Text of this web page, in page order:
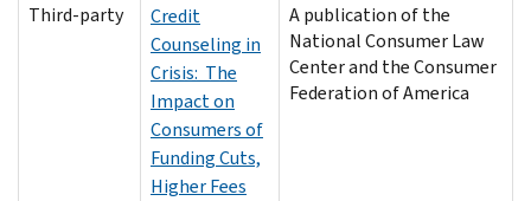
Third-party
Credit
Counseling in
Crisis: The
Impact on
Consumers of
Funding Cuts,
Higher Fees
A publication of the
National Consumer Law
Center and the Consumer
Federation of America